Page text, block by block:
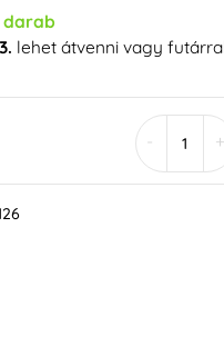
darab
lehet átvenni vagy
+